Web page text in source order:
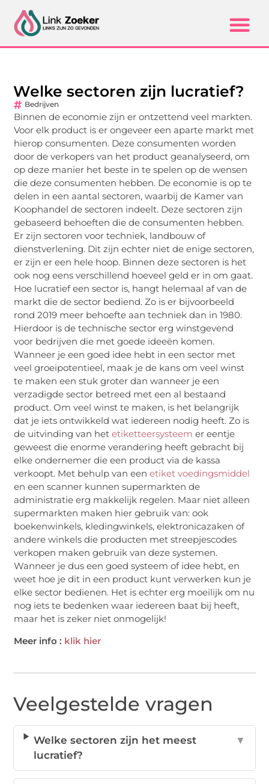
Welke sectoren zijn lucratief?
Bedrijven
Binnen de economie zijn er ontzettend veel markten.
Voor elk product is er ongeveer een aparte markt met
hierop consumenten. Deze consumenten worden
door de verkopers van het product geanalyseerd, om
op deze manier het beste in te spelen op de wensen
die deze consumenten hebben. De economie is op te
delen in een aantal sectoren, waarbij de Kamer van
Koophandel de sectoren indeelt. Deze sectoren zijn
gebaseerd behoeften die de consumenten hebben.
Er zijn sectoren voor techniek, landbouw of
dienstverlening. Dit zijn echter niet de enige sectoren,
er zijn er een hele hoop. Binnen deze sectoren is het
ook nog eens verschillend hoeveel geld er in om gaat.
Hoe lucratief een sector is, hangt helemaal af van de
markt die de sector bediend. Zo is er bijvoorbeeld
rond 2019 meer behoefte aan techniek dan in 1980.
Hierdoor is de technische sector erg winstgevend
voor bedrijven die met goede ideeën komen.
Wanneer je een goed idee hebt in een sector met
veel groeipotentieel, maak je de kans om veel winst
te maken een stuk groter dan wanneer je een
verzadigde sector betreed met een al bestaand
product. Om veel winst te maken, is het belangrijk
dat je iets ontwikkeld wat iedereen nodig heeft. Zo is
de uitvinding van hetetiketteersysteem er eentje
geweest die enorme verandering heeft gebracht bij
elke ondernemer die een product via de kassa
verkoopt. Met behulp van eenetiket voedingsmiddel
en een scanner kunnen supermarkten de
administratie erg makkelijk regelen. Maar niet alleen
supermarkten maken hier gebruik van: ook
boekenwinkels, kledingwinkels, elektronicazaken of
andere winkels die producten met streepjescodes
verkopen maken gebruik van deze systemen.
Wanneer je dus een goed systeem of idee hebt, en
weet hoe je dit in een product kunt verwerken kun je
elke sector bedienen. Het is echter erg moeilijk om nu
nog iets te bedenken waar iedereen baat bij heeft,
maar het is zeker niet onmogelijk!
Meer info : klik hier
Veelgestelde vragen
Welke sectoren zijn het meest
lucratief?
▼